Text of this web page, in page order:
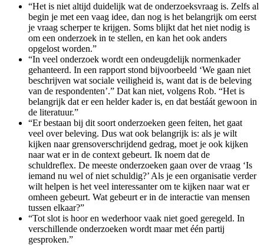
“Het is niet altijd duidelijk wat de onderzoeksvraag is. Zelfs al
begin je met een vaag idee, dan nog is het belangrijk om eerst
je vraag scherper te krijgen. Soms blijkt dat het niet nodig is
om een onderzoek in te stellen, en kan het ook anders
opgelost worden.”
“In veel onderzoek wordt een ondeugdelijk normenkader
gehanteerd. In een rapport stond bijvoorbeeld ‘We gaan niet
beschrijven wat sociale veiligheid is, want dat is de beleving
van de respondenten’.” Dat kan niet, volgens Rob. “Het is
belangrijk dat er een helder kader is, en dat bestáát gewoon in
de literatuur.”
“Er bestaan bij dit soort onderzoeken geen feiten, het gaat
veel over beleving. Dus wat ook belangrijk is: als je wilt
kijken naar grensoverschrijdend gedrag, moet je ook kijken
naar wat er in de context gebeurt. Ik noem dat de
schuldreflex. De meeste onderzoeken gaan over de vraag ‘Is
iemand nu wel of niet schuldig?’ Als je een organisatie verder
wilt helpen is het veel interessanter om te kijken naar wat er
omheen gebeurt. Wat gebeurt er in de interactie van mensen
tussen elkaar?”
“Tot slot is hoor en wederhoor vaak niet goed geregeld. In
verschillende onderzoeken wordt maar met één partij
gesproken.”